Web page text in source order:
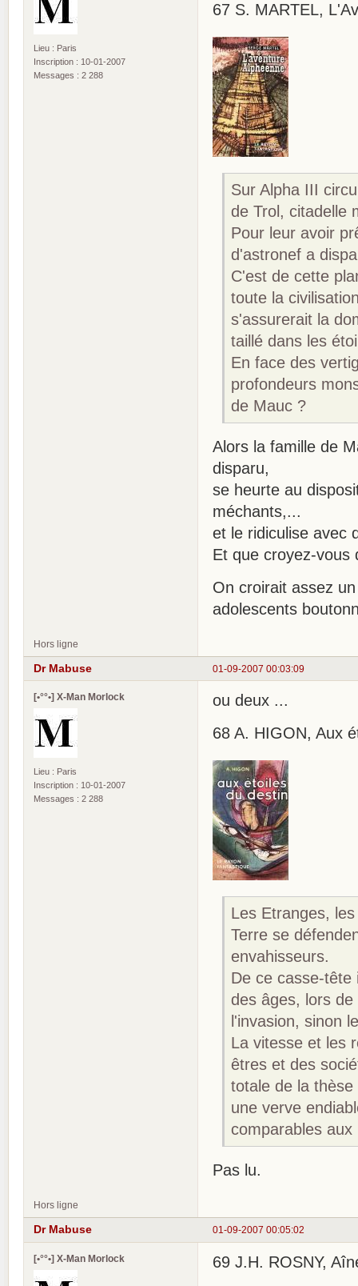
Lieu : Paris
Inscription : 10-01-2007
Messages : 2 288
67 S. MARTEL,
Sur Alpha III
de Trol, citadelle
Pour leur avoir
d'astronef a
C'est de cette
toute la
s'assurerait la
taillé dans les
En face des
profondeurs
de Mauc ?
Alors la famille de
disparu,
se heurte au
méchants,...
et le ridiculise avec
Et que croyez-vous
On croirait assez
adolescents
Hors ligne
01-09-2007 00:03:09
Dr Mabuse
[•°°•] X-Man Morlock
Lieu : Paris
Inscription : 10-01-2007
Messages : 2 288
ou deux ...
68 A. HIGON, Aux
Les Etranges,
Terre se
envahisseurs.
De ce casse-tête
des âges, lors
l'invasion, sinon
La vitesse et les
êtres et des
totale de la
une verve
comparables
Pas lu.
Hors ligne
01-09-2007 00:05:02
Dr Mabuse
[•°°•] X-Man Morlock 69 J.H. ROSNY,